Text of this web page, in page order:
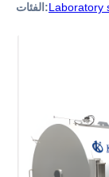
الفئات:Laboratory